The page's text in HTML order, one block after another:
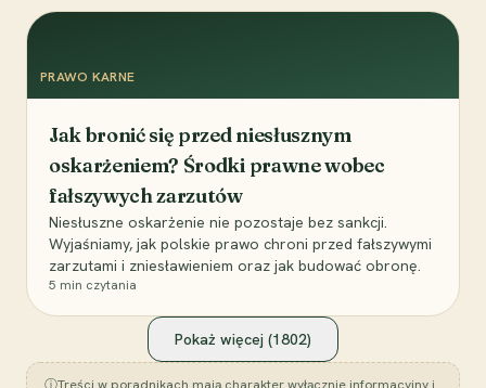
PRAWO KARNE
Jak bronić się przed niesłusznym
oskarżeniem? Środki prawne wobec
fałszywych zarzutów
Niesłuszne oskarżenie nie pozostaje bez sankcji.
Wyjaśniamy, jak polskie prawo chroni przed fałszywymi
zarzutami i zniesławieniem oraz jak budować obronę.
5 min czytania
Pokaż więcej (1802)